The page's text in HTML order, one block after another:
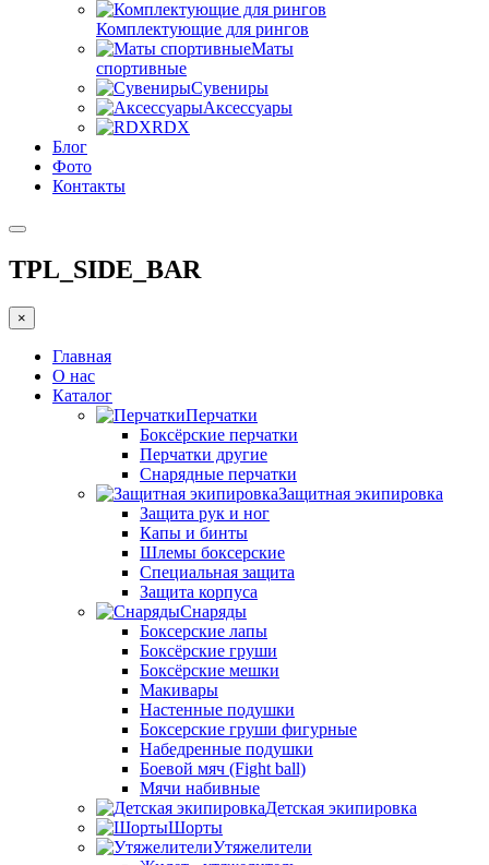
Комплектующие для рингов
Маты
спортивные
Сувениры
Аксессуары
RDX
Блог
Фото
Контакты
TPL_SIDE_BAR
×
Главная
О нас
Каталог
Перчатки
Боксёрские перчатки
Перчатки другие
Снарядные перчатки
Защитная экипировка
Защита рук и ног
Капы и бинты
Шлемы боксерские
Специальная защита
Защита корпуса
Снаряды
Боксерские лапы
Боксёрские груши
Боксёрские мешки
Макивары
Настенные подушки
Боксерские груши фигурные
Набедренные подушки
Боевой мяч (Fight ball)
Мячи набивные
Детская экипировка
Шорты
Утяжелители